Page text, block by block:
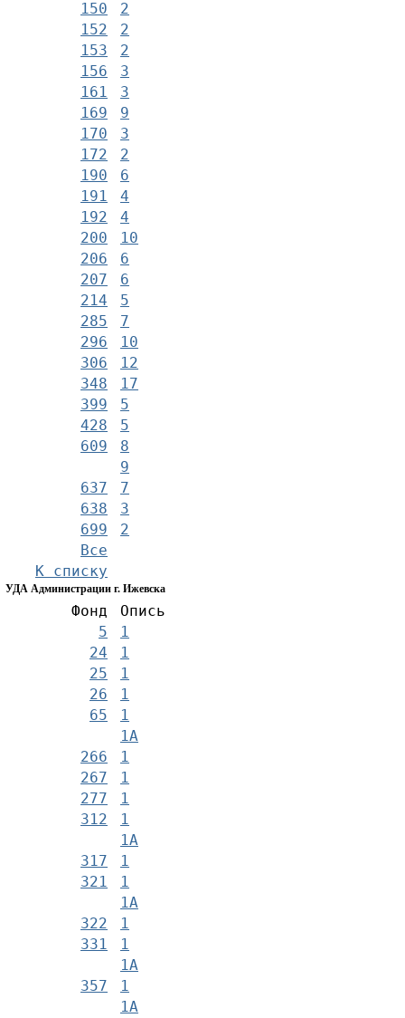
150
2
152
2
153
2
156
3
161
3
169
9
170
3
172
2
190
6
191
4
192
4
200
10
206
6
207
6
214
5
285
7
296
10
306
12
348
17
399
5
428
5
609
8
9
637
7
638
3
699
2
Все
К списку
УДА Администрации г. Ижевска
Фонд
Опись
5
1
24
1
25
1
26
1
65
1
1А
266
1
267
1
277
1
312
1
1А
317
1
321
1
1А
322
1
331
1
1А
357
1
1А